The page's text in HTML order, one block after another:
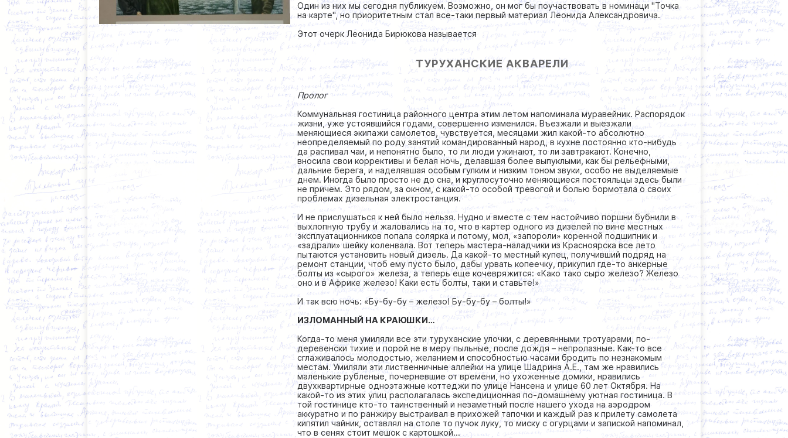
Один из них мы сегодня публикуем. Возможно, он мог бы поучаствовать в номинаци "Точка
на карте", но приоритетным стал все-таки первый материал Леонида Александровича.
Этот очерк Леонида Бирюкова называется
ТУРУХАНСКИЕ АКВАРЕЛИ
Пролог
Коммунальная гостиница районного центра этим летом напоминала муравейник. Распорядок
жизни, уже устоявшийся годами, совершенно изменился. Въезжали и выезжали
меняющиеся экипажи самолетов, чувствуется, месяцами жил какой-то абсолютно
неопределяемый по роду занятий командированный народ, в кухне постоянно кто-нибудь
да распивал чаи, и непонятно было, то ли люди ужинают, то ли завтракают. Конечно,
вносила свои коррективы и белая ночь, делавшая более выпуклыми, как бы рельефными,
дальние берега, и наделявшая особым гулким и низким тоном звуки, особо не выделяемые
днем. Иногда было просто не до сна, и круглосуточно меняющиеся постояльцы здесь были
не причем. Это рядом, за окном, с какой-то особой тревогой и болью бормотала о своих
проблемах дизельная электростанция.
И не прислушаться к ней было нельзя. Нудно и вместе с тем настойчиво поршни бубнили в
выхлопную трубу и жаловались на то, что в картер одного из дизелей по вине местных
эксплуатационников попала солярка и потому, мол, «запороли» коренной подшипник и
«задрали» шейку коленвала. Вот теперь мастера-наладчики из Красноярска все лето
пытаются установить новый дизель. Да какой-то местный купец, получивший подряд на
ремонт станции, чтоб ему пусто было, дабы урвать копеечку, прикупил где-то анкерные
болты из «сырого» железа, а теперь еще кочевряжится: «Како тако сыро железо? Железо
оно и в Африке железо! Каки есть болты, таки и ставьте!»
И так всю ночь: «Бу-бу-бу – железо! Бу-бу-бу – болты!»
ИЗЛОМАННЫЙ НА КРАЮШКИ…
Когда-то меня умиляли все эти туруханские улочки, с деревянными тротуарами, по-
деревенски тихие и порой не в меру пыльные, после дождя – непролазные. Как-то все
сглаживалось молодостью, желанием и способностью часами бродить по незнакомым
местам. Умиляли эти лиственничные аллейки на улице Шадрина А.Е., там же нравились
маленькие рубленые, почерневшие от времени, но ухоженные домики, нравились
двухквартирные одноэтажные коттеджи по улице Нансена и улице 60 лет Октября. На
какой-то из этих улиц располагалась экспедиционная по-домашнему уютная гостиница. В
той гостинице кто-то таинственный и незаметный после нашего ухода на аэродром
аккуратно и по ранжиру выстраивал в прихожей тапочки и каждый раз к прилету самолета
кипятил чайник, оставлял на столе то пучок луку, то миску с огурцами и запиской напоминал,
что в сенях стоит мешок с картошкой…